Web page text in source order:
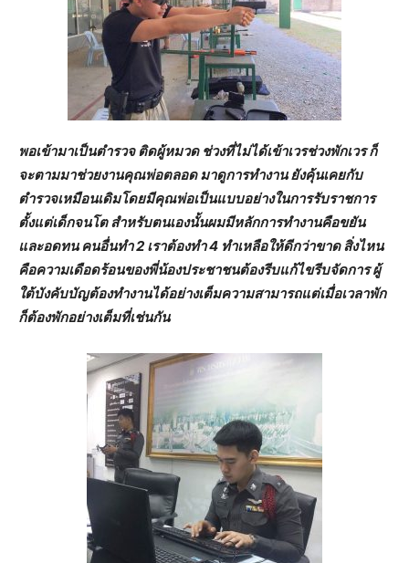
พอเข้ามาเป็นตำรวจ ติดผู้หมวด ช่วงที่ไม่ได้เข้าเวรช่วงพักเวร ก็
จะตามมาช่วยงานคุณพ่อตลอด มาดูการทำงาน ยังคุ้นเคยกับ
ตำรวจเหมือนเดิมโดยมีคุณพ่อเป็นแบบอย่างในการรับราชการ
ตั้งแต่เด็กจนโต สำหรับตนเองนั้นผมมีหลักการทำงานคือขยัน
และอดทน คนอื่นทำ 2 เราต้องทำ 4 ทำเหลือให้ดีกว่าขาด สิ่งไหน
คือความเดือดร้อนของพี่น้องประชาชนต้องรีบแก้ไขรีบจัดการ ผู้
ใต้บังคับบัญต้องทำงานได้อย่างเต็มความสามารถแต่เมื่อเวลาพัก
ก็ต้องพักอย่างเต็มที่เช่นกัน